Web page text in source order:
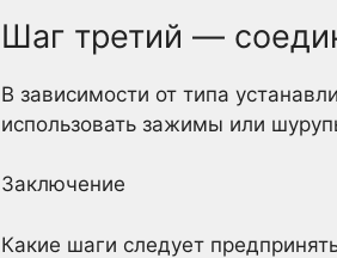
Шаг третий —
В зависимости от типа
использовать зажимы или
Заключение
Какие шаги следует